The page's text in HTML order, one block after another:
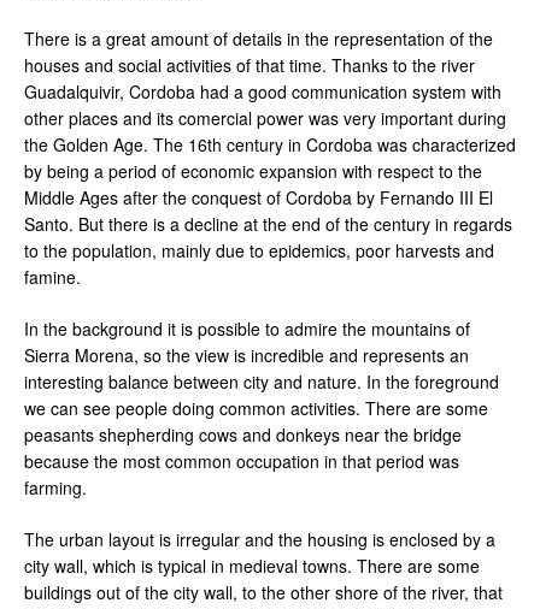
There is a great amount of details in the representation of the
houses and social activities of that time. Thanks to the river
Guadalquivir, Cordoba had a good communication system with
other places and its comercial power was very important during
the Golden Age. The 16th century in Cordoba was characterized
by being a period of economic expansion with respect to the
Middle Ages after the conquest of Cordoba by Fernando III El
Santo. But there is a decline at the end of the century in regards
to the population, mainly due to epidemics, poor harvests and
famine.
In the background it is possible to admire the mountains of
Sierra Morena, so the view is incredible and represents an
interesting balance between city and nature. In the foreground
we can see people doing common activities. There are some
peasants shepherding cows and donkeys near the bridge
because the most common occupation in that period was
farming.
The urban layout is irregular and the housing is enclosed by a
city wall, which is typical in medieval towns. There are some
buildings out of the city wall, to the other shore of the river, that